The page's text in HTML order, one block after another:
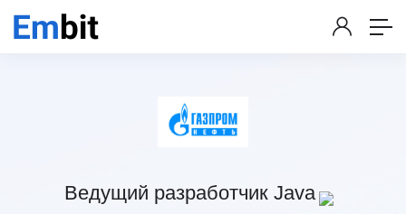
Ведущий разработчик Java